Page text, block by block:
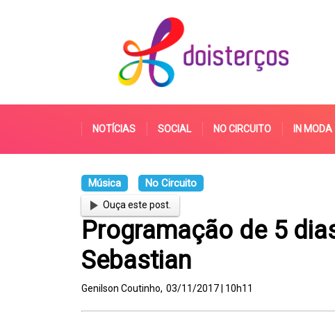
NOTÍCIAS SOCIAL NO CIRCUITO IN MODA
Música No Circuito
Ouça este post.
Programação de 5
Sebastian
Genilson Coutinho, 03/11/2017 | 10h11